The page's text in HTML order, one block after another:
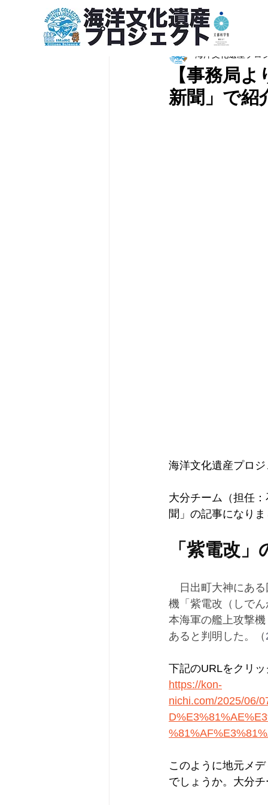
【事務局
新聞」で紹
海洋文化遺産プロ
海洋文化遺産プロ
大分チーム（担任
聞」の記事になり
「紫電改
日出町大神にある
機「紫電改（しで
本海軍の艦上攻撃
あると判明した。（
下記のURLをクリ
https://kon-
nichi.com/2025/06/
このように地元メ
でしょうか。大分